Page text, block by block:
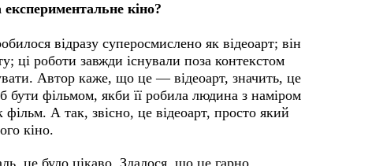
кіно?
відразу суперосмислено як відеоарт; він
ці роботи завжди існували поза контекстом
Автор каже, що це — відеоарт, значить, це
фільмом, якби її робила людина з наміром
А так, звісно, це відеоарт, просто який
кіно.
це було цікаво. Здалося, що це гарно